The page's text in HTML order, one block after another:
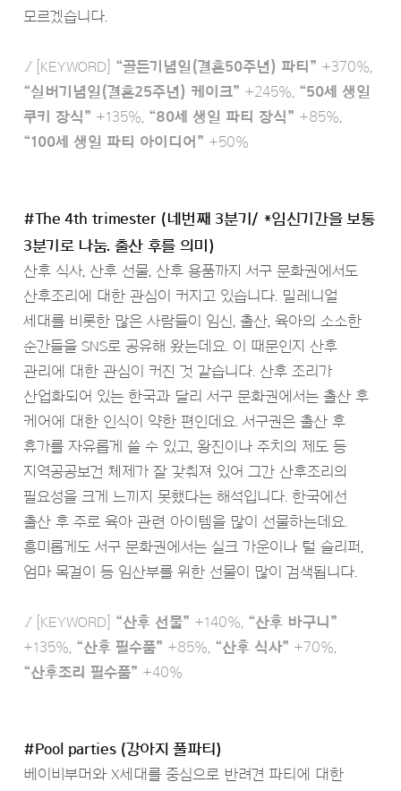
모르겠습니다.
Ι[KEYWORD] “골든기념일(결혼50주년) 파티” +370%,
“실버기념일(결혼25주년) 케이크” +245%, “50세 생일
쿠키 장식” +135%, “80세 생일 파티 장식” +85%,
“100세 생일 파티 아이디어” +50%
#The 4th trimester (네번째 3분기/ *임신기간을 보통
3분기로 나눔. 출산 후를 의미)
산후 식사, 산후 선물, 산후 용품까지 서구 문화권에서도
산후조리에 대한 관심이 커지고 있습니다. 밀레니얼
세대를 비롯한 많은 사람들이 임신, 출산, 육아의 소소한
순간들을 SNS로 공유해 왔는데요. 이 때문인지 산후
관리에 대한 관심이 커진 것 같습니다. 산후 조리가
산업화되어 있는 한국과 달리 서구 문화권에서는 출산 후
케어에 대한 인식이 약한 편인데요. 서구권은 출산 후
휴가를 자유롭게 쓸 수 있고, 왕진이나 주치의 제도 등
지역공공보건 체제가 잘 갖춰져 있어 그간 산후조리의
필요성을 크게 느끼지 못했다는 해석입니다. 한국에선
출산 후 주로 육아 관련 아이템을 많이 선물하는데요.
흥미롭게도 서구 문화권에서는 실크 가운이나 털 슬리퍼,
엄마 목걸이 등 임산부를 위한 선물이 많이 검색됩니다.
Ι[KEYWORD] “산후 선물” +140%, “산후 바구니”
+135%, “산후 필수품” +85%, “산후 식사” +70%,
“산후조리 필수품” +40%
#Pool parties (강아지 풀파티)
베이비부머와 X세대를 중심으로 반려견 파티에 대한